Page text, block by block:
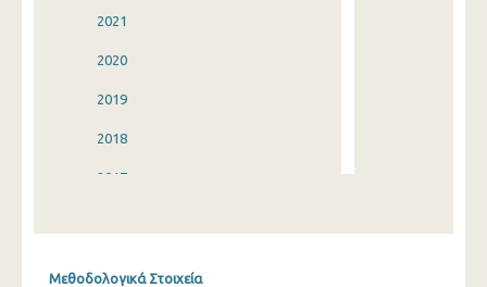
2021
2020
2019
2018
2017
Μεθοδολογικά Στοιχεία